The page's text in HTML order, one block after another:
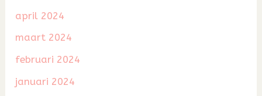
april 2024
maart 2024
februari 2024
januari 2024